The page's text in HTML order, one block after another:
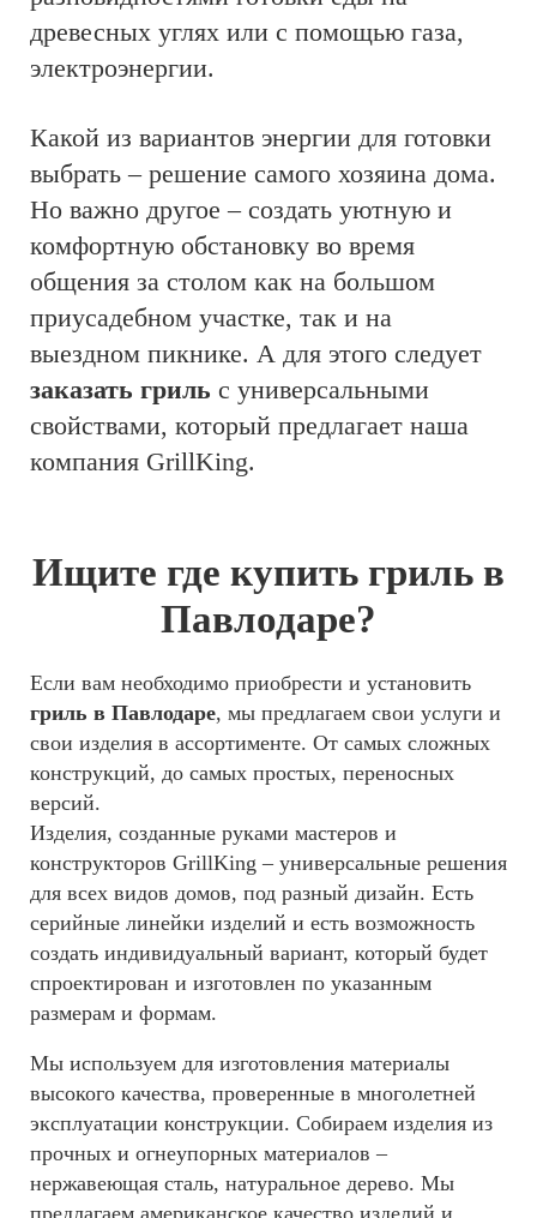
древесных углях или с помощью газа,
электроэнергии.
Какой из вариантов энергии для готовки
выбрать – решение самого хозяина дома.
Но важно другое – создать уютную и
комфортную обстановку во время
общения за столом как на большом
приусадебном участке, так и на
выездном пикнике. А для этого следует
заказать гриль с универсальными
свойствами, который предлагает наша
компания GrillKing.
Ищите где купить гриль в
Павлодаре?
Если вам необходимо приобрести и установить
гриль в Павлодаре, мы предлагаем свои услуги и
свои изделия в ассортименте. От самых сложных
конструкций, до самых простых, переносных
версий.
Изделия, созданные руками мастеров и
конструкторов GrillKing – универсальные решения
для всех видов домов, под разный дизайн. Есть
серийные линейки изделий и есть возможность
создать индивидуальный вариант, который будет
спроектирован и изготовлен по указанным
размерам и формам.
Мы используем для изготовления материалы
высокого качества, проверенные в многолетней
эксплуатации конструкции. Собираем изделия из
прочных и огнеупорных материалов –
нержавеющая сталь, натуральное дерево. Мы
предлагаем американское качество изделий и